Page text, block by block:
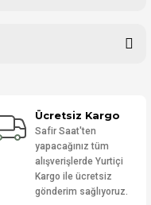
Ücretsiz Kargo
Safir Saat'ten
yapacağınız tüm
alışverişlerde Yurtiçi
Kargo ile ücretsiz
gönderim sağlıyoruz.